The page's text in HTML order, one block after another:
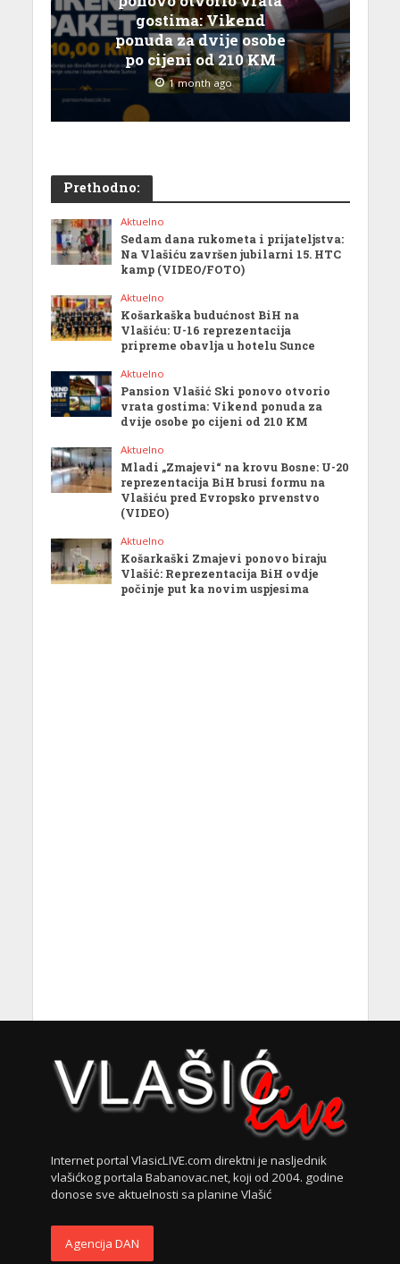
gostima: Vikend
ponuda za dvije osobe
po cijeni od 210 KM
1 month ago
Prethodno:
Aktuelno
Sedam dana rukometa i prijateljstva:
Na Vlašiću završen jubilarni 15. HTC
kamp (VIDEO/FOTO)
Aktuelno
Košarkaška budućnost BiH na
Vlašiću: U-16 reprezentacija
pripreme obavlja u hotelu Sunce
Aktuelno
Pansion Vlašić Ski ponovo otvorio
vrata gostima: Vikend ponuda za
dvije osobe po cijeni od 210 KM
Aktuelno
Mladi „Zmajevi“ na krovu Bosne: U-20
reprezentacija BiH brusi formu na
Vlašiću pred Evropsko prvenstvo
(VIDEO)
Aktuelno
Košarkaški Zmajevi ponovo biraju
Vlašić: Reprezentacija BiH ovdje
počinje put ka novim uspjesima
Internet portal VlasicLIVE.com direktni je nasljednik
vlašićkog portala Babanovac.net, koji od 2004. godine
donose sve aktuelnosti sa planine Vlašić
Agencija DAN